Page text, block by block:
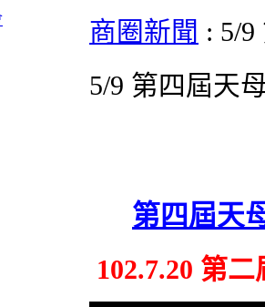
商圈新聞 : 5/
5/9 第四屆天
第四屆天
102.7.20 第